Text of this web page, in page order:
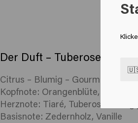
Der Duft – Tuberose
Citrus – Blumig – Gourmand
Kopfnote: Orangenblüte,
Herznote: Tiaré, Tuberose,
Basisnote: Zedernholz, Vanille